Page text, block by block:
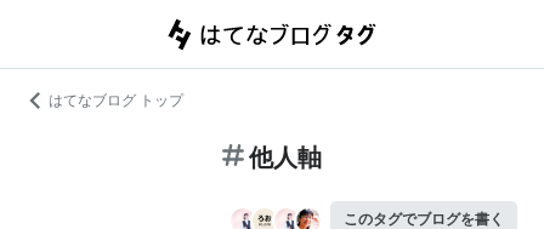
はてなブログ トップ
他人軸
このタグでブログを書く